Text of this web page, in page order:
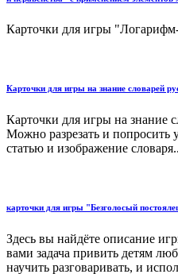
Карточки для игры
Карточки для игры на знание словарей
Карточки для игры на знание
Можно разрезать и попросить
статью и изображение
карточки для игры "Безголосый
Здесь вы найдёте описание
вами задача привить детям
научить разговаривать, и